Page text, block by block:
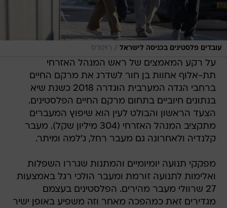
עובדים פלסטינים בכניסה לישראל / רויטרס
על רקע המאמצים של ראש המנהל האזרחי
תת-אלוף אחוות בן חור לשדרג את מרקם החיים
ברחבי הגדה המערבית הוגדרה 2018 כשנת שיא
בנתונים חיוביים בתחום מרקם החיים הפלסטינים.
הצעד הראשון והבולט לעין הוא שיפוץ המעברים
מתקציב המנהל האזרחי (304 מיליון שקל). מעבר
קלנדיה ולאחרונה גם מעבר רחל, ג'למה ומיתר.
מפקקי תנועה יומיומיים והמתנות שגררו השפלות
ואלימות לתנועה זורמת ומעבר הולכי רגל באמצעות
27 שרוולי מעבר מהירים. הפלסטינים בעצמם
מגדירים זאת כמהפכה מאחר וזה משפיע באופן ישיר